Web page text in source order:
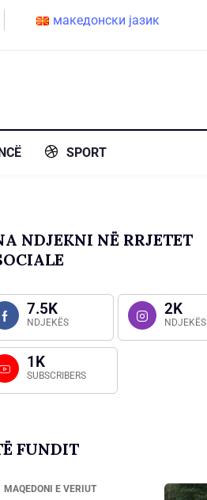
македонски јазик
SPORT
NDJEKNI NË RRJETET
7.5K
NDJEKËS
2K
NDJEKËS
1K
SUBSCRIBERS
FUNDIT
MAQEDONI E VERIUT